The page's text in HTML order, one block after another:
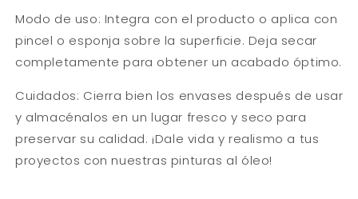
Modo de uso: Integra con el producto o aplica con
pincel o esponja sobre la superficie. Deja secar
completamente para obtener un acabado óptimo.
Cuidados: Cierra bien los envases después de usar
y almacénalos en un lugar fresco y seco para
preservar su calidad. ¡Dale vida y realismo a tus
proyectos con nuestras pinturas al óleo!